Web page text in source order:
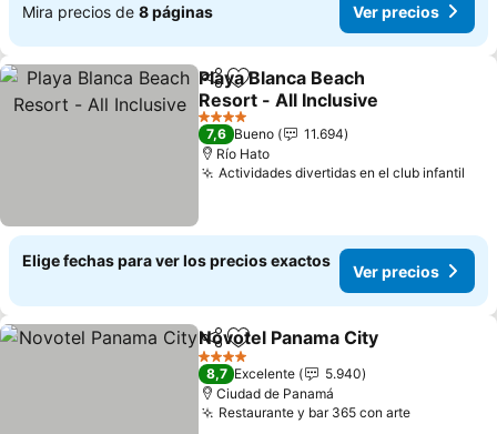
Mira precios de 8 páginas Ver precios
CompartirAgregar a favoritos
Playa Blanca Beach
Resort - All Inclusive
Ver precios
4 Estrellas
7,6 Bueno
11.694
Río Hato
Actividades divertidas en el club infantil
Elige fechas para ver los precios exactos
Ver precios
CompartirAgregar a favoritos
Novotel Panama City
4 Estrellas
8,7 Excelente
5.940
Ciudad de Panamá
Restaurante y bar 365 con arteVer